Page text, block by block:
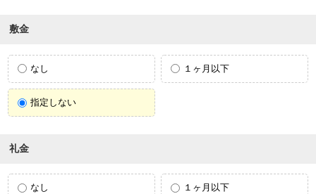
敷金
なし １ヶ月以下
指定しない
礼金
なし １ヶ月以下